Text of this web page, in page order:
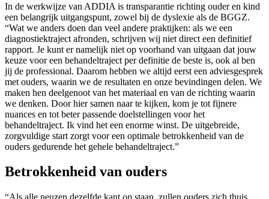
In de werkwijze van ADDIA is transparantie richting ouder en kind
een belangrijk uitgangspunt, zowel bij de dyslexie als de BGGZ.
“Wat we anders doen dan veel andere praktijken: als we een
diagnostiektraject afronden, schrijven wij niet direct een definitief
rapport. Je kunt er namelijk niet op voorhand van uitgaan dat jouw
keuze voor een behandeltraject per definitie de beste is, ook al ben
jij de professional. Daarom hebben we altijd eerst een adviesgesprek
met ouders, waarin we de resultaten en onze bevindingen delen. We
maken hen deelgenoot van het materiaal en van de richting waarin
we denken. Door hier samen naar te kijken, kom je tot fijnere
nuances en tot beter passende doelstellingen voor het
behandeltraject. Ik vind het een enorme winst. De uitgebreide,
zorgvuldige start zorgt voor een optimale betrokkenheid van de
ouders gedurende het gehele behandeltraject.”
Betrokkenheid van ouders